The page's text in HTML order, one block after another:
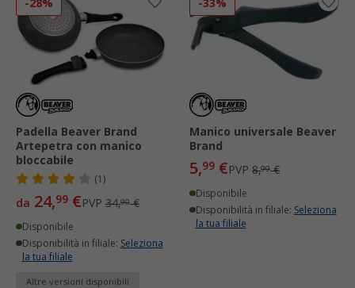
-28%
Padella Beaver Brand
Artepetra con manico
bloccabile
(1)
da 24,99 €PVP 34,90€
Disponibile
Disponibilità in filiale: Seleziona
la tua filiale
Altre versioni disponibili
-33%
Manico universale Beaver
Brand
5,99 €PVP 8,99€
Disponibile
Disponibilità in filiale: Seleziona
la tua filiale